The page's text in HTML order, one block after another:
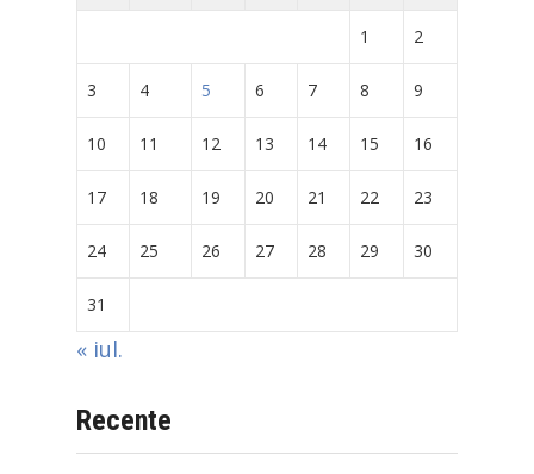
1 2
3 4 5 6 7 8 9
10 11 12 13 14 15 16
17 18 19 20 21 22 23
24 25 26 27 28 29 30
31
« iul.
Recente